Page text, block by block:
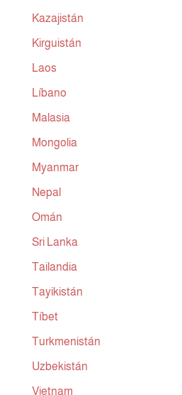
Kazajistán
Kirguistán
Laos
Líbano
Malasia
Mongolia
Myanmar
Nepal
Omán
Sri Lanka
Tailandia
Tayikistán
Tíbet
Turkmenistán
Uzbekistán
Vietnam